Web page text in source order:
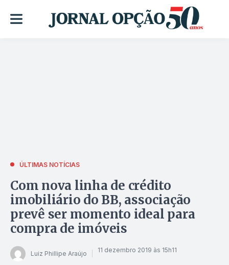
ÚLTIMAS NOTÍCIAS
Com nova linha de crédito
imobiliário do BB, associação
prevê ser momento ideal para
compra de imóveis
Luiz Phillipe Araújo 11 dezembro 2019 às 15h11